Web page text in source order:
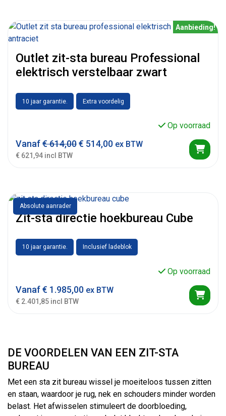
Aanbieding!
Outlet zit-sta bureau Professional
elektrisch verstelbaar zwart
10 jaar garantie. Extra voordelig
Op voorraad
Vanaf€614,00€ 514,00 ex BTW
€ 621,94 incl BTW
Absolute aanrader
Zit-sta directie hoekbureau Cube
10 jaar garantie. Inclusief ladeblok
Op voorraad
Vanaf€ 1.985,00 ex BTW
€ 2.401,85 incl BTW
DE VOORDELEN VAN EEN ZIT-STA
BUREAU
Met een sta zit bureau wissel je moeiteloos tussen zitten
en staan, waardoor je rug, nek en schouders minder worden
belast. Het afwisselen stimuleert de doorbloeding,